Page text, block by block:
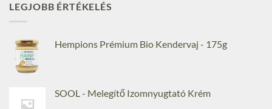
LEGJOBB ÉRTÉKELÉS
Hempions Prémium Bio Kendervaj - 175g
SOOL - Melegítő Izomnyugtató Krém